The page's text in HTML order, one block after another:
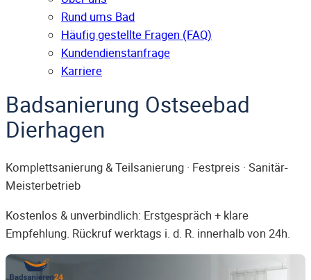
Rund ums Bad
Häufig gestellte Fragen (FAQ)
Kunden­dienst­anfrage
Karriere
Badsanierung Ostseebad
Dierhagen
Komplettsanierung & Teilsanierung · Festpreis · Sanitär-
Meisterbetrieb
Kostenlos & unverbindlich: Erstgespräch + klare
Empfehlung. Rückruf werktags i. d. R. innerhalb von 24h.